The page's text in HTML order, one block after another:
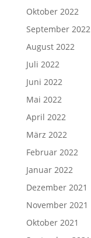
Oktober 2022
September 2022
August 2022
Juli 2022
Juni 2022
Mai 2022
April 2022
März 2022
Februar 2022
Januar 2022
Dezember 2021
November 2021
Oktober 2021